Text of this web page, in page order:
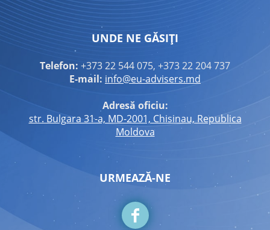
UNDE NE GĂSIȚI
Telefon: +373 22 544 075, +373 22 204 737
E-mail: info@eu-advisers.md
Adresă oficiu:
str. Bulgara 31-a, MD-2001, Chisinau, Republica
Moldova
URMEAZĂ-NE